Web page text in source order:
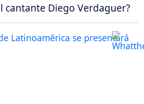
cantante Diego Verdaguer?